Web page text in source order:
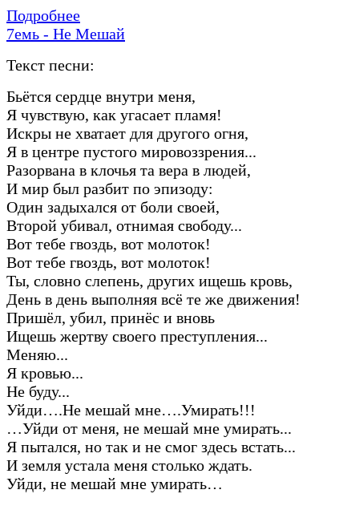
Подробнее
7емь - Не Мешай
Текст песни:
Бьётся сердце внутри меня,
Я чувствую, как угасает пламя!
Искры не хватает для другого огня,
Я в центре пустого мировоззрения...
Разорвана в клочья та вера в людей,
И мир был разбит по эпизоду:
Один задыхался от боли своей,
Второй убивал, отнимая свободу...
Вот тебе гвоздь, вот молоток!
Вот тебе гвоздь, вот молоток!
Ты, словно слепень, других ищешь кровь,
День в день выполняя всё те же движения!
Пришёл, убил, принёс и вновь
Ищешь жертву своего преступления...
Меняю...
Я кровью...
Не буду...
Уйди….Не мешай мне….Умирать!!!
…Уйди от меня, не мешай мне умирать...
Я пытался, но так и не смог здесь встать...
И земля устала меня столько ждать.
Уйди, не мешай мне умирать…